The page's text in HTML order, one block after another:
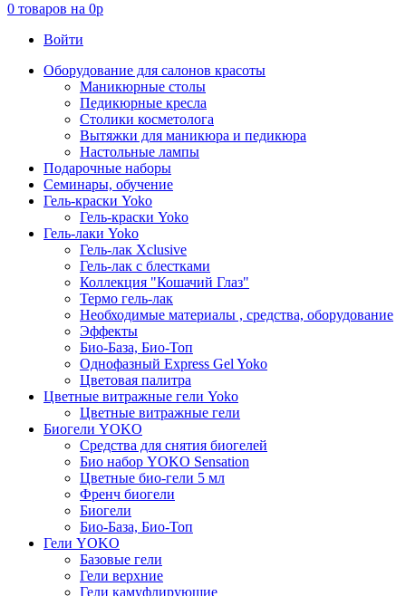
0 товаров на 0p
Войти
Оборудование для салонов красоты
Маникюрные столы
Педикюрные кресла
Столики косметолога
Вытяжки для маникюра и педикюра
Настольные лампы
Подарочные наборы
Семинары, обучение
Гель-краски Yoko
Гель-краски Yoko
Гель-лаки Yoko
Гель-лак Xclusive
Гель-лак с блестками
Коллекция "Кошачий Глаз"
Термо гель-лак
Необходимые материалы , средства, оборудование
Эффекты
Био-База, Био-Топ
Однофазный Express Gel Yoko
Цветовая палитра
Цветные витражные гели Yoko
Цветные витражные гели
Биогели YOKO
Средства для снятия биогелей
Био набор YOKO Sensation
Цветные био-гели 5 мл
Френч биогели
Биогели
Био-База, Био-Топ
Гели YOKO
Базовые гели
Гели верхние
Гели камуфлирующие